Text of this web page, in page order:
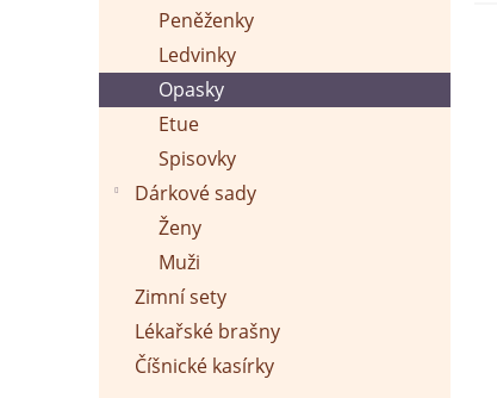
Peněženky
Ledvinky
Opasky
Etue
Spisovky
Dárkové sady
Ženy
Muži
Zimní sety
Lékařské brašny
Číšnické kasírky